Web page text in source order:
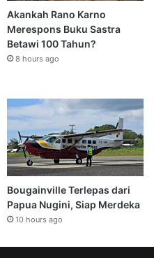
Akankah Rano Karno
Merespons Buku Sastra
Betawi 100 Tahun?
8 hours ago
Bougainville Terlepas dari
Papua Nugini, Siap Merdeka
10 hours ago